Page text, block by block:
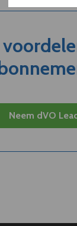
Neem dVO